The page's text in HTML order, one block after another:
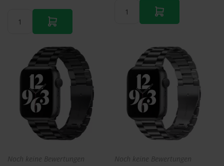
Noch keine Bewertungen Noch keine Bewertungen